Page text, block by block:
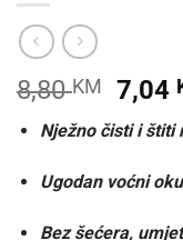
8,80KM
cijena
bila
je:
8,80
7,04
Nježno čisti i štiti
Ugodan voćni
Bez šećera,